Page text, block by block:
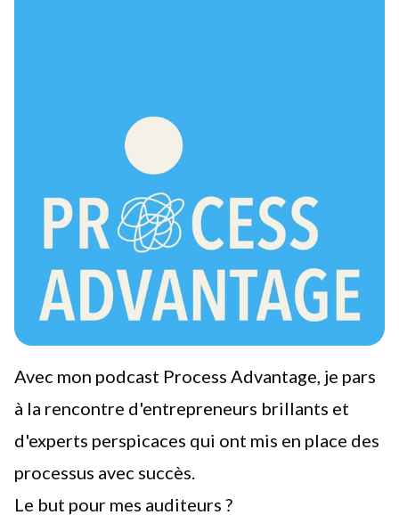
Avec mon podcast Process Advantage, je pars
à la rencontre d'entrepreneurs brillants et
d'experts perspicaces qui ont mis en place des
processus avec succès.
Le but pour mes auditeurs ?